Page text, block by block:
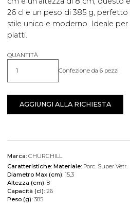
26 cl e un peso di 385 g,
stile unico e moderno. Ideale
piatti.
QUANTITÀ
Quantità Confezione da 6 pezzi
AGGIUNGI ALLA RICHIESTA
Marca: CHURCHILL
Caratteristiche: Materiale: Porc. Super Vetr.
Diametro Max (cm): 15,3
Altezza (cm): 8
Capacità (cl): 26
Peso (g): 385